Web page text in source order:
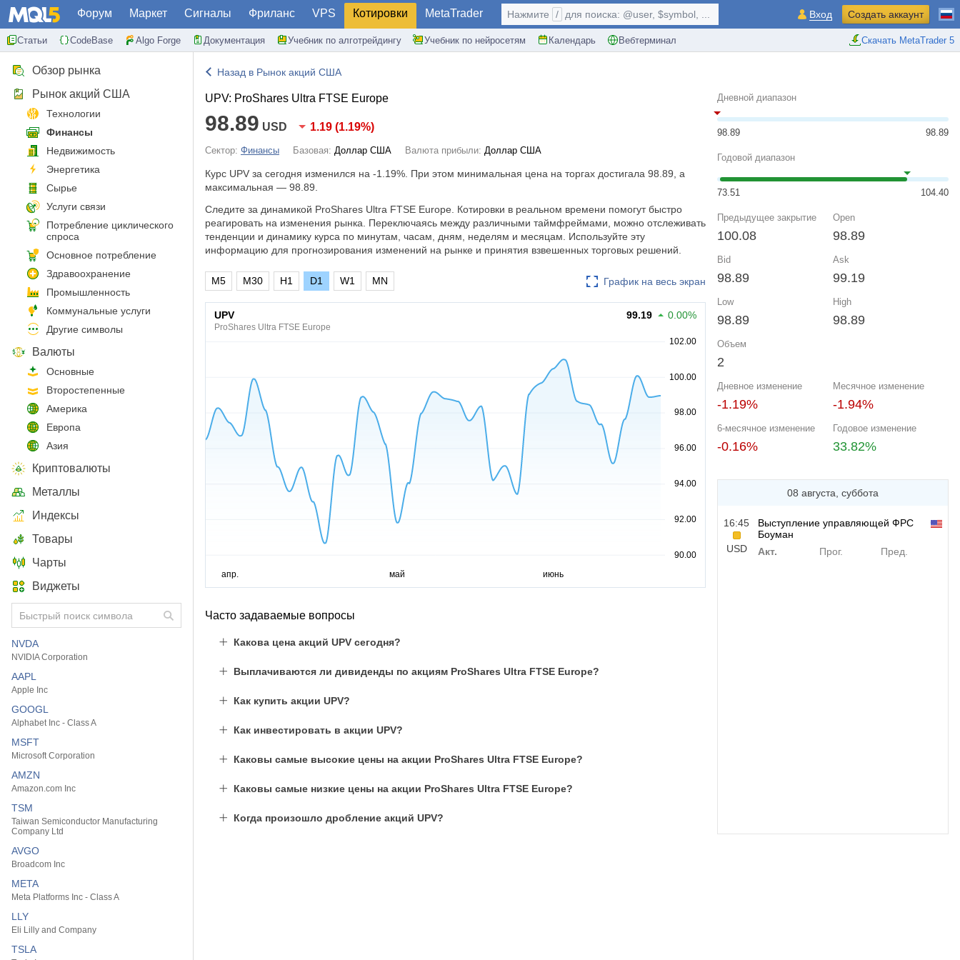
Форум Маркет Сигналы Фриланс VPS Котировки MetaTrader
Статьи CodeBase Algo Forge Документация Учебник по алготрейдингу Учебник по нейросетям Календарь Вебтерминал Скачать MetaTrader 5
Нажмите / для поиска: @user, $symbol, ... Вход Создать аккаунт
Обзор рынка
Рынок акций США
Технологии
Финансы
Недвижимость
Энергетика
Сырье
Услуги связи
Потребление циклического
спроса
Основное потребление
Здравоохранение
Промышленность
Коммунальные услуги
Другие символы
Валюты
Основные
Второстепенные
Америка
Европа
Азия
Криптовалюты
Металлы
Индексы
Товары
Чарты
Виджеты
NVDA
NVIDIA Corporation
AAPL
Apple Inc
GOOGL
Alphabet Inc - Class A
MSFT
Microsoft Corporation
AMZN
Amazon.com Inc
TSM
Taiwan Semiconductor Manufacturing
Company Ltd
AVGO
Broadcom Inc
META
Meta Platforms Inc - Class A
LLY
Eli Lilly and Company
TSLA
Назад в Рынок акций США
UPV: ProShares Ultra FTSE Europe
98.89 USD 1.19 (1.19%)
Сектор: Финансы Базовая: Доллар США Валюта прибыли: Доллар США
Курс UPV за сегодня изменился на -1.19% . При этом минимальная цена на торгах достигала 98.89, а
максимальная — 98.89.
Следите за динамикой ProShares Ultra FTSE Europe. Котировки в реальном времени помогут быстро
реагировать на изменения рынка. Переключаясь между различными таймфреймами, можно отслеживать
тенденции и динамику курса по минутам, часам, дням, неделям и месяцам. Используйте эту
информацию для прогнозирования изменений на рынке и принятия взвешенных торговых решений.
График на весь экран
M5 M30 H1 D1 W1 MN
UPV
ProShares Ultra FTSE Europe
99.19 0.00%
Часто задаваемые вопросы
Какова цена акций UPV сегодня?
Выплачиваются ли дивиденды по акциям ProShares Ultra FTSE Europe?
Как купить акции UPV?
Как инвестировать в акции UPV?
Каковы самые высокие цены на акции ProShares Ultra FTSE Europe?
Каковы самые низкие цены на акции ProShares Ultra FTSE Europe?
Когда произошло дробление акций UPV?
Дневной диапазон
98.89 98.89
Годовой диапазон
73.51 104.40
Предыдущее закрытие
100.08
Open
98.89
Bid
98.89
Ask
99.19
Low
98.89
High
98.89
Объем
2
Дневное изменение
-1.19%
Месячное изменение
-1.94%
6-месячное изменение
-0.16%
Годовое изменение
33.82%
08 августа, суббота
16:45
USD
Выступление управляющей ФРС
Боуман
Акт.
Прог. Пред.